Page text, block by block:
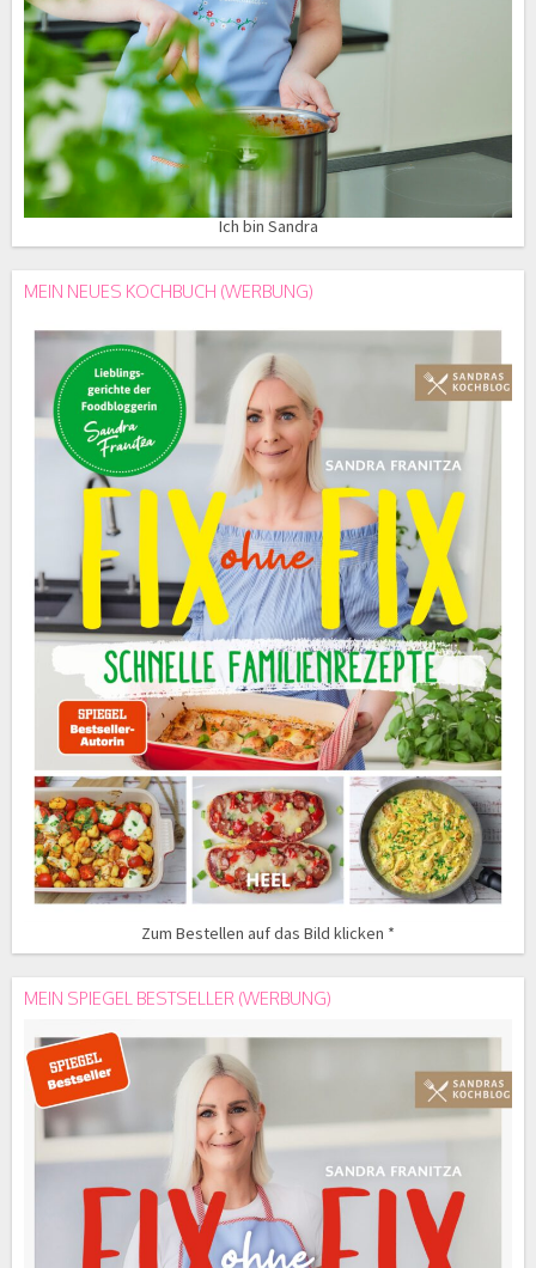
Ich bin Sandra
MEIN NEUES KOCHBUCH (WERBUNG)
Zum Bestellen auf das Bild klicken *
MEIN SPIEGEL BESTSELLER (WERBUNG)